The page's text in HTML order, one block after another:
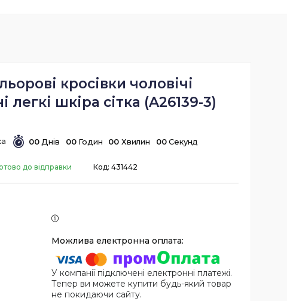
кросівки чоловічі
легкі шкіра сітка (A26139-3)
00 Днів 00 Годин 00 Хвилин 00 Секунд
до відправки Код: 431442
У компанії підключені електронні платежі.
Тепер ви можете купити будь-який товар
не покидаючи сайту.